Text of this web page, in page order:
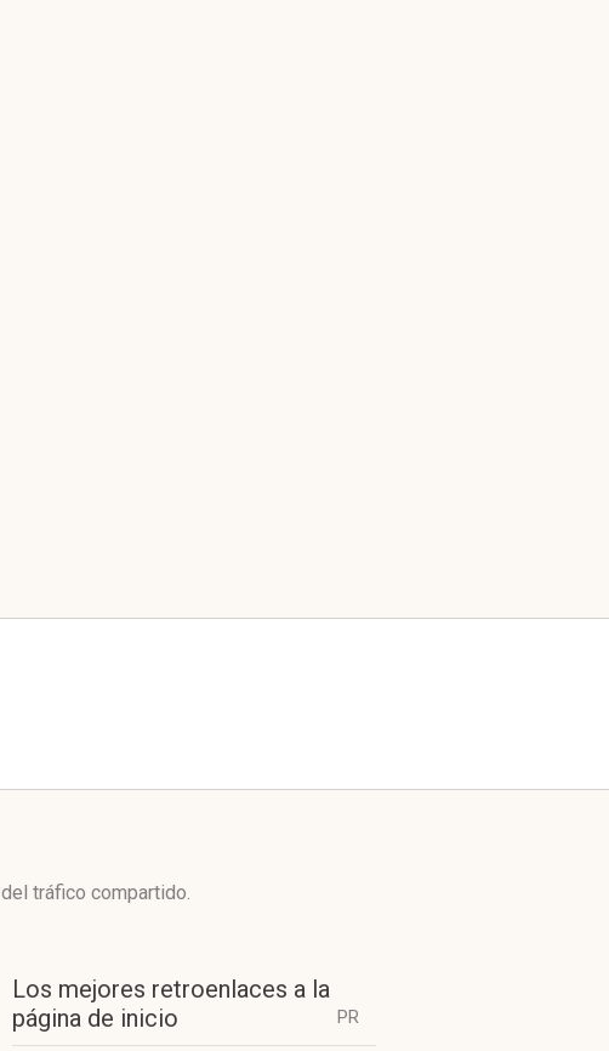
del tráfico compartido.
Los mejores retroenlaces a la
página de inicio
PR